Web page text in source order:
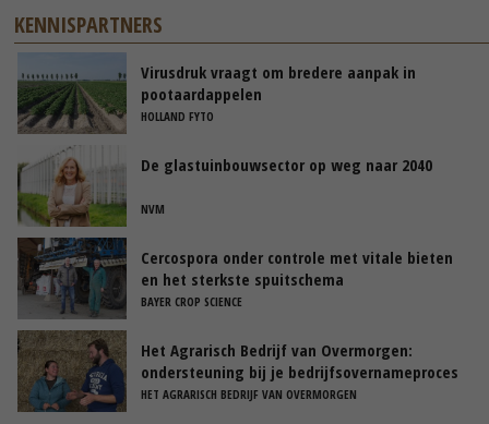
KENNISPARTNERS
Virusdruk vraagt om bredere aanpak in
pootaardappelen
HOLLAND FYTO
De glastuinbouwsector op weg naar 2040
NVM
Cercospora onder controle met vitale bieten
en het sterkste spuitschema
BAYER CROP SCIENCE
Het Agrarisch Bedrijf van Overmorgen:
ondersteuning bij je bedrijfsovernameproces
HET AGRARISCH BEDRIJF VAN OVERMORGEN